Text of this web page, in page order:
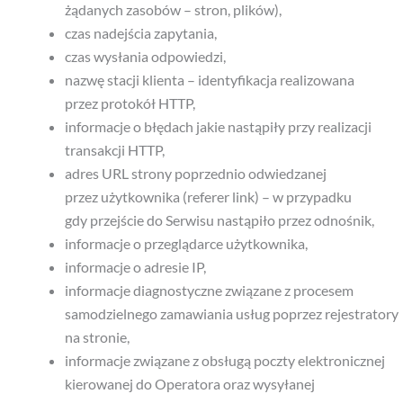
żądanych zasobów – stron, plików),
czas nadejścia zapytania,
czas wysłania odpowiedzi,
nazwę stacji klienta – identyfikacja realizowana
przez protokół HTTP,
informacje o błędach jakie nastąpiły przy realizacji
transakcji HTTP,
adres URL strony poprzednio odwiedzanej
przez użytkownika (referer link) – w przypadku
gdy przejście do Serwisu nastąpiło przez odnośnik,
informacje o przeglądarce użytkownika,
informacje o adresie IP,
informacje diagnostyczne związane z procesem
samodzielnego zamawiania usług poprzez rejestratory
na stronie,
informacje związane z obsługą poczty elektronicznej
kierowanej do Operatora oraz wysyłanej